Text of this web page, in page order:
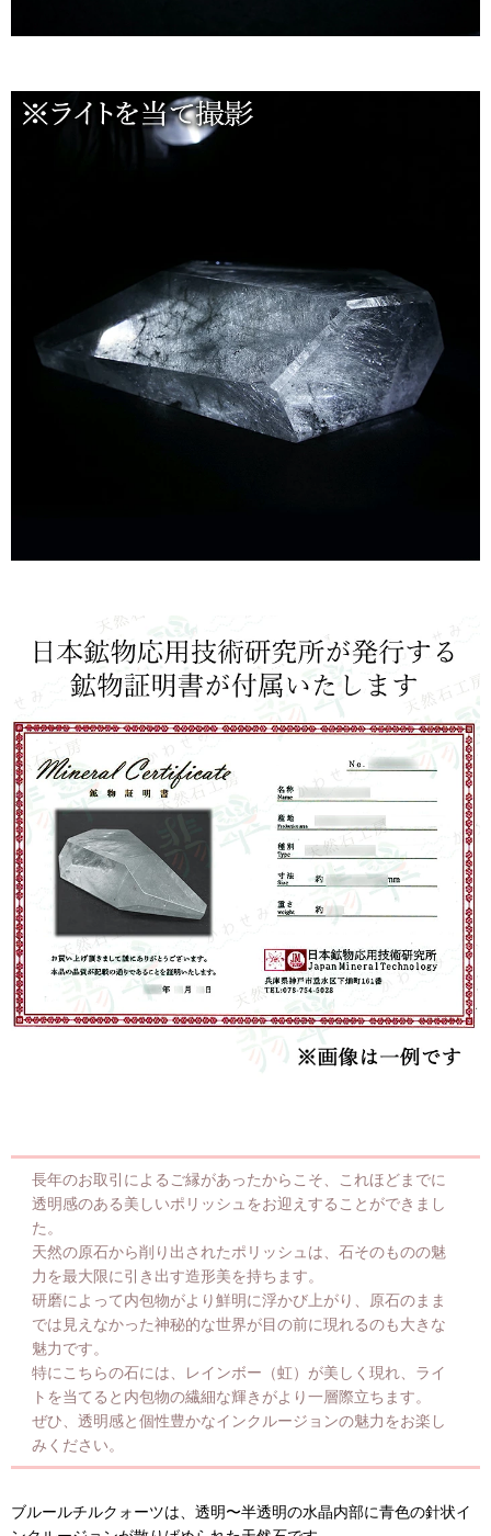
長年のお取引によるご縁があったからこそ、これほどまでに
透明感のある美しいポリッシュをお迎えすることができまし
た。
天然の原石から削り出されたポリッシュは、石そのものの魅
力を最大限に引き出す造形美を持ちます。
研磨によって内包物がより鮮明に浮かび上がり、原石のまま
では見えなかった神秘的な世界が目の前に現れるのも大きな
魅力です。
特にこちらの石には、レインボー（虹）が美しく現れ、ライ
トを当てると内包物の繊細な輝きがより一層際立ちます。
ぜひ、透明感と個性豊かなインクルージョンの魅力をお楽し
みください。
ブルールチルクォーツは、透明〜半透明の水晶内部に青色の針状イ